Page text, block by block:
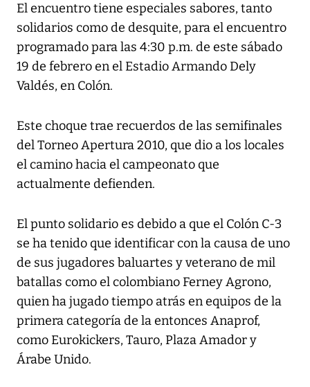
El encuentro tiene especiales sabores, tanto
solidarios como de desquite, para el encuentro
programado para las 4:30 p.m. de este sábado
19 de febrero en el Estadio Armando Dely
Valdés, en Colón.
Este choque trae recuerdos de las semifinales
del Torneo Apertura 2010, que dio a los locales
el camino hacia el campeonato que
actualmente defienden.
El punto solidario es debido a que el Colón C-3
se ha tenido que identificar con la causa de uno
de sus jugadores baluartes y veterano de mil
batallas como el colombiano Ferney Agrono,
quien ha jugado tiempo atrás en equipos de la
primera categoría de la entonces Anaprof,
como Eurokickers, Tauro, Plaza Amador y
Árabe Unido.